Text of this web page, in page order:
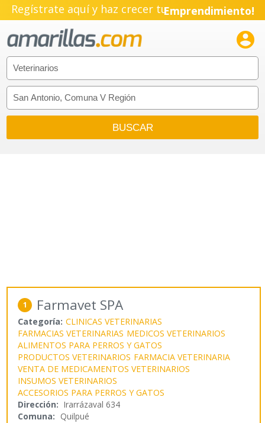
Regístrate aquí y haz crecer tuPyme!
Emprendimiento!

1 Farmavet SPA
Categoría: CLINICAS VETERINARIAS
FARMACIAS VETERINARIAS MEDICOS VETERINARIOS
ALIMENTOS PARA PERROS Y GATOS
PRODUCTOS VETERINARIOS FARMACIA VETERINARIA
VENTA DE MEDICAMENTOS VETERINARIOS
INSUMOS VETERINARIOS
ACCESORIOS PARA PERROS Y GATOS
Dirección: Irarrázaval 634
Comuna: Quilpué